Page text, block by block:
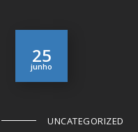
25
junho
UNCATEGORIZED